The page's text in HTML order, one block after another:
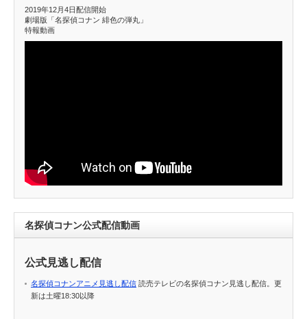
2019年12月4日配信開始
劇場版「名探偵コナン 緋色の弾丸」
特報動画
名探偵コナン公式配信動画
公式見逃し配信
名探偵コナンアニメ見逃し配信 読売テレビの名探偵コナン見逃し配信。更
新は土曜18:30以降